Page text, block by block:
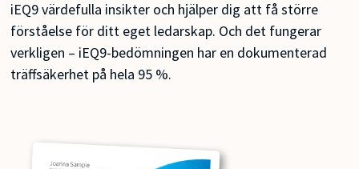
iEQ9 värdefulla insikter och hjälper dig att få större
förståelse för ditt eget ledarskap. Och det fungerar
verkligen – iEQ9-bedömningen har en dokumenterad
träffsäkerhet på hela 95 %.